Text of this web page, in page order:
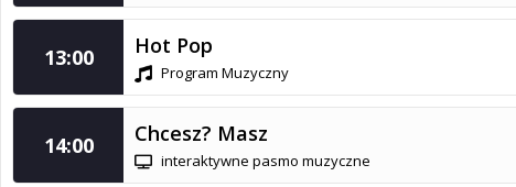
13:00 Hot Pop
Program Muzyczny
14:00 Chcesz? Masz
interaktywne pasmo muzyczne